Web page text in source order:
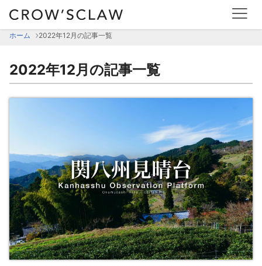
ホーム 2022年12月の記事一覧
2022年12月の記事一覧